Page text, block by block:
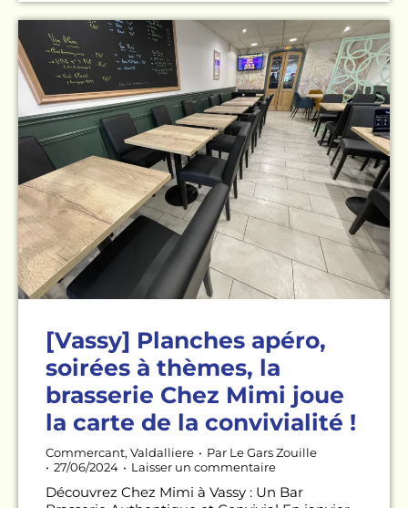
[Vassy] Planches apéro,
soirées à thèmes, la
brasserie Chez Mimi joue
la carte de la convivialité !
Commercant, Valdalliere Par Le Gars Zouille
27/06/2024
Laisser un commentaire
Découvrez Chez Mimi à Vassy : Un Bar